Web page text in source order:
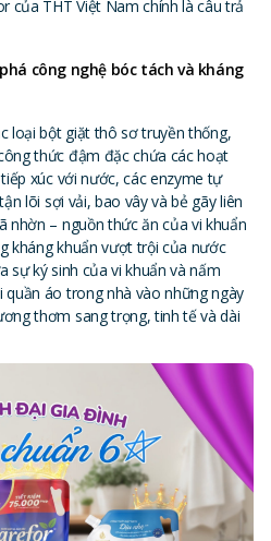
của THT Việt Nam chính là câu trả
công nghệ bóc tách và kháng
loại bột giặt thô sơ truyền thống,
thức đậm đặc chứa các hoạt
xúc với nước, các enzyme tự
lõi sợi vải, bao vây và bẻ gãy liên
nhờn – nguồn thức ăn của vi khuẩn
kháng khuẩn vượt trội của nước
sự ký sinh của vi khuẩn và nấm
quần áo trong nhà vào những ngày
thơm sang trọng, tinh tế và dài